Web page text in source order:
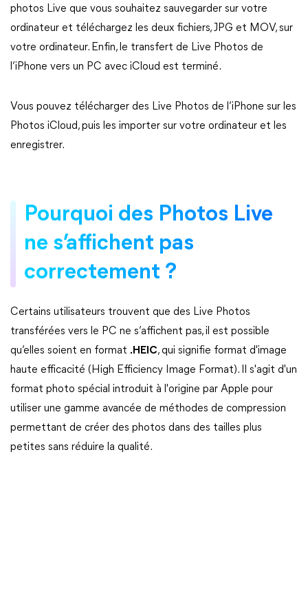
photos Live que vous souhaitez sauvegarder sur votre
ordinateur et téléchargez les deux fichiers, JPG et MOV, sur
votre ordinateur. Enfin, le transfert de Live Photos de
l’iPhone vers un PC avec iCloud est terminé.
Vous pouvez télécharger des Live Photos de l’iPhone sur les
Photos iCloud, puis les importer sur votre ordinateur et les
enregistrer.
Pourquoi des Photos Live
ne s’affichent pas
correctement ?
Certains utilisateurs trouvent que des Live Photos
transférées vers le PC ne s’affichent pas, il est possible
qu’elles soient en format .HEIC, qui signifie format d'image
haute efficacité (High Efficiency Image Format). Il s'agit d'un
format photo spécial introduit à l'origine par Apple pour
utiliser une gamme avancée de méthodes de compression
permettant de créer des photos dans des tailles plus
petites sans réduire la qualité.